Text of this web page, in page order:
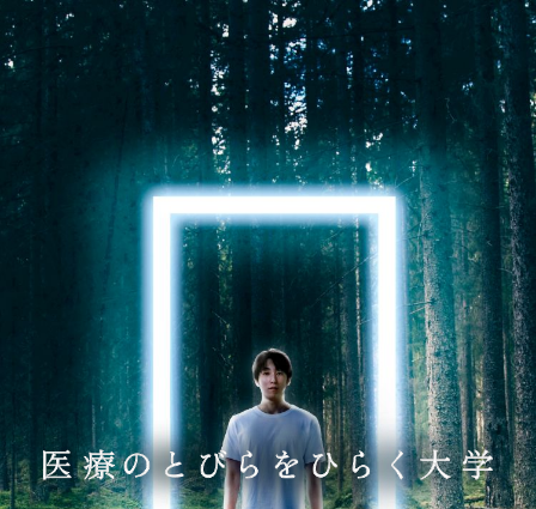
大学紹介+
医療のとびらをひらく学び 理事長・学長メッセージ
学部・学科・大学院+
理学療法学専攻
理学療法学専攻
アスレティックトレーナー
併修コース
就職支援
入試・奨学金 +
研究活動